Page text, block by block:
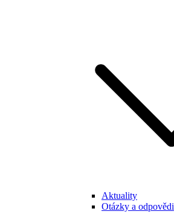
Aktuality
Otázky a odpovědi